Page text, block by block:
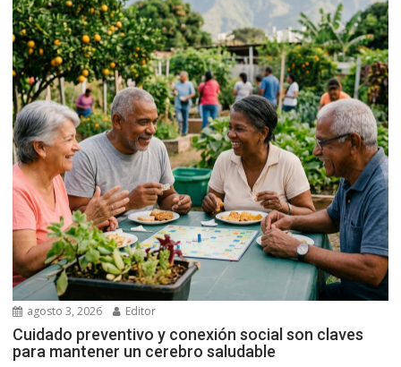
agosto 3, 2026 Editor
Cuidado preventivo y conexión social son claves
para mantener un cerebro saludable